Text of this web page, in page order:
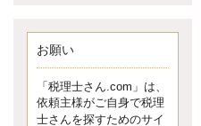
イクメン税理士による税金ブ
ログです。
なくて七クセ 目は口ほどにモノを言
う 色んなことわざがありますが、無
意識に出ている身体のサイン。 心理
学では、ちゃんと意味があるようで
お願い
「税理士さん.com」は、
依頼主様がご自身で税理
士さんを探すためのサイ